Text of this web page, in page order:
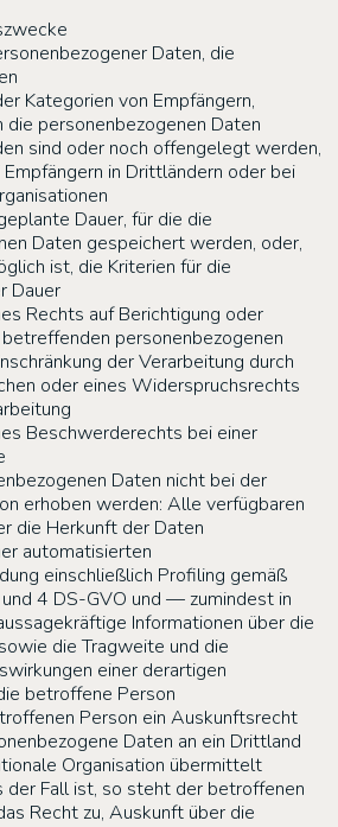
Daten, die
Kategorien von Empfängern,
die personenbezogenen Daten
sind oder noch offengelegt werden,
in Drittländern oder bei
Dauer, für die die
Daten gespeichert werden, oder,
ist, die Kriterien für die
Dauer
Rechts auf Berichtigung oder
personenbezogenen
der Verarbeitung durch
oder eines Widerspruchsrechts
Beschwerderechts bei einer
Daten nicht bei der
erhoben werden: Alle verfügbaren
die Herkunft der Daten
automatisierten
einschließlich Profiling gemäß
4 DS-GVO und — zumindest in
Informationen über die
die Tragweite und die
einer derartigen
betroffene Person
Person ein Auskunftsrecht
Daten an ein Drittland
Organisation übermittelt
der Fall ist, so steht der betroffenen
Recht zu, Auskunft über die